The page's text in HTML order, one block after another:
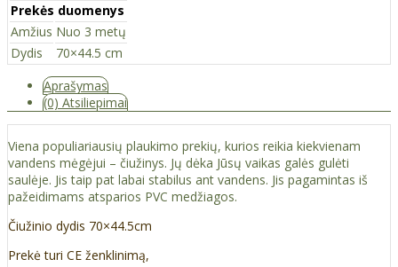
Prekės duomenys
Amžius Nuo 3 metų
Dydis
70×44.5 cm
Aprašymas
(0) Atsiliepimai
Viena populiariausių plaukimo prekių, kurios reikia kiekvienam
vandens mėgėjui – čiužinys. Jų dėka Jūsų vaikas galės gulėti
saulėje. Jis taip pat labai stabilus ant vandens. Jis pagamintas iš
pažeidimams atsparios PVC medžiagos.
Čiužinio dydis 70×44.5cm
Prekė turi CE ženklinimą,